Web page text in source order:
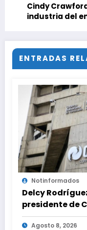
Cindy
industria del
ENTRADAS
Notinformados
Delcy
presidente de
viceministro
Agosto 8, 2026